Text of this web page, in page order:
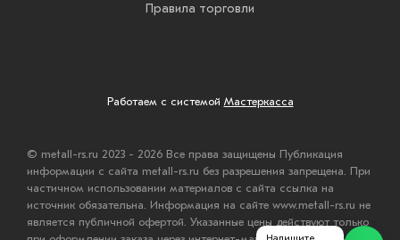
Правила торговли
Работаем с системой Мастеркасса
© metall-rs.ru 2023 - 2026 Все права защищены Публикация
информации с сайта metall-rs.ru без разрешения запрещена. При
частичном использовании материалов с сайта ссылка на
источник обязательна. Информация на сайте www.metall-rs.ru не
является публичной офертой. Указанные цены действуют только